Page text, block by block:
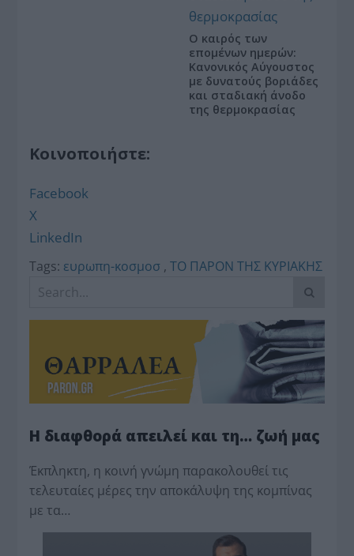
Ο καιρός των
επομένων ημερών:
Κανονικός Αύγουστος
με δυνατούς βοριάδες
και σταδιακή άνοδο
της θερμοκρασίας
Κοινοποιήστε:
Facebook
X
LinkedIn
Tags: ευρωπη-κοσμοσ ,ΤΟ ΠΑΡΟΝ ΤΗΣ ΚΥΡΙΑΚΗΣ
Η διαφθορά απειλεί και τη… ζωή μας
Έκπληκτη, η κοινή γνώμη παρακολουθεί τις
τελευταίες μέρες την αποκάλυψη της κο­μπίνας
με τα…